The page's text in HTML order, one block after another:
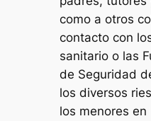
como a otros
contacto con
sanitario o las
de Seguridad
los diversos
los menores